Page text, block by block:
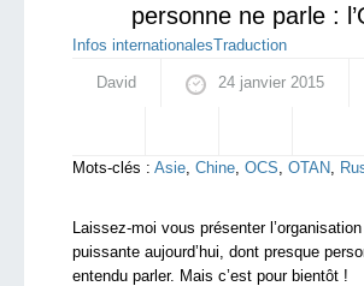
personne ne parle :
Infos internationalesTraduction
David 24 janvier 2015
Mots-clés : Asie, Chine, OCS, OTAN,
Laissez-moi vous présenter
puissante aujourd’hui, dont presque
entendu parler. Mais c’est pour bientôt !